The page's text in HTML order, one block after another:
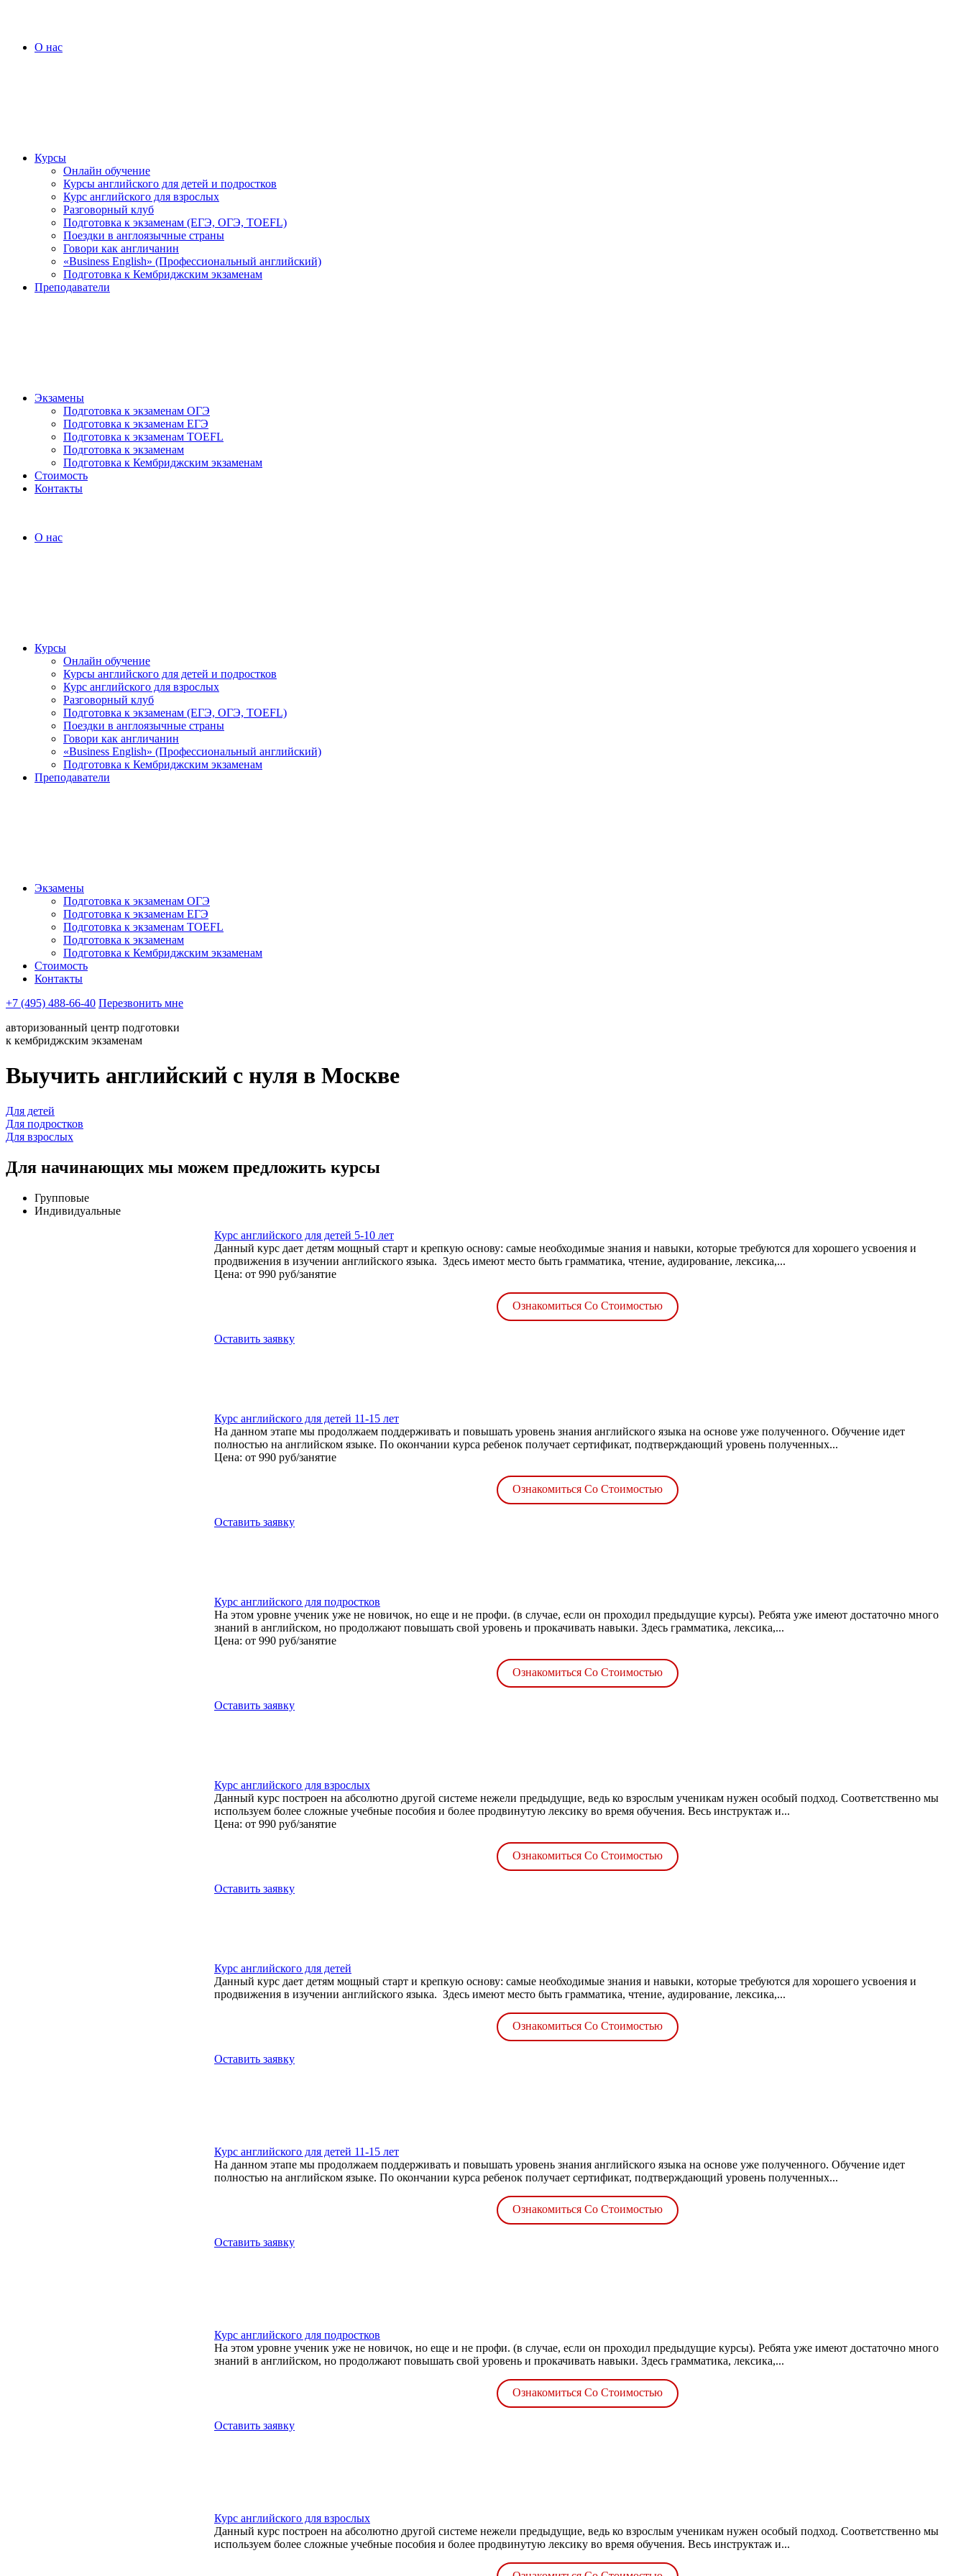
О нас
Курсы
Онлайн обучение
Курсы английского для детей и подростков
Курс английского для взрослых
Разговорный клуб
Подготовка к экзаменам (ЕГЭ, ОГЭ, TOEFL)
Поездки в англоязычные страны
Говори как англичанин
«Business English» (Профессиональный английский)
Подготовка к Кембриджским экзаменам
Преподаватели
Экзамены
Подготовка к экзаменам ОГЭ
Подготовка к экзаменам ЕГЭ
Подготовка к экзаменам TOEFL
Подготовка к экзаменам
Подготовка к Кембриджским экзаменам
Стоимость
Контакты
О нас
Курсы
Онлайн обучение
Курсы английского для детей и подростков
Курс английского для взрослых
Разговорный клуб
Подготовка к экзаменам (ЕГЭ, ОГЭ, TOEFL)
Поездки в англоязычные страны
Говори как англичанин
«Business English» (Профессиональный английский)
Подготовка к Кембриджским экзаменам
Преподаватели
Экзамены
Подготовка к экзаменам ОГЭ
Подготовка к экзаменам ЕГЭ
Подготовка к экзаменам TOEFL
Подготовка к экзаменам
Подготовка к Кембриджским экзаменам
Стоимость
Контакты
+7 (495) 488-66-40 Перезвонить мне
авторизованный центр подготовки
к кембриджским экзаменам
Выучить английский с нуля в Москве
Для детей
Для подростков
Для взрослых
Для начинающих мы можем предложить курсы
Групповые
Индивидуальные
Курс английского для детей 5-10 лет
Данный курс дает детям мощный старт и крепкую основу: самые необходимые знания и навыки, которые требуются для хорошего усвоения и
продвижения в изучении английского языка. Здесь имеют место быть грамматика, чтение, аудирование, лексика,...
Цена: от 990 руб/занятие
Ознакомиться Со Стоимостью
Оставить заявку
Курс английского для детей 11-15 лет
На данном этапе мы продолжаем поддерживать и повышать уровень знания английского языка на основе уже полученного. Обучение идет
полностью на английском языке. По окончании курса ребенок получает сертификат, подтверждающий уровень полученных...
Цена: от 990 руб/занятие
Ознакомиться Со Стоимостью
Оставить заявку
Курс английского для подростков
На этом уровне ученик уже не новичок, но еще и не профи. (в случае, если он проходил предыдущие курсы). Ребята уже имеют достаточно много
знаний в английском, но продолжают повышать свой уровень и прокачивать навыки. Здесь грамматика, лексика,...
Цена: от 990 руб/занятие
Ознакомиться Со Стоимостью
Оставить заявку
Курс английского для взрослых
Данный курс построен на абсолютно другой системе нежели предыдущие, ведь ко взрослым ученикам нужен особый подход. Соответственно мы
используем более сложные учебные пособия и более продвинутую лексику во время обучения. Весь инструктаж и...
Цена: от 990 руб/занятие
Ознакомиться Со Стоимостью
Оставить заявку
Курс английского для детей
Данный курс дает детям мощный старт и крепкую основу: самые необходимые знания и навыки, которые требуются для хорошего усвоения и
продвижения в изучении английского языка. Здесь имеют место быть грамматика, чтение, аудирование, лексика,...
Ознакомиться Со Стоимостью
Оставить заявку
Курс английского для детей 11-15 лет
На данном этапе мы продолжаем поддерживать и повышать уровень знания английского языка на основе уже полученного. Обучение идет
полностью на английском языке. По окончании курса ребенок получает сертификат, подтверждающий уровень полученных...
Ознакомиться Со Стоимостью
Оставить заявку
Курс английского для подростков
На этом уровне ученик уже не новичок, но еще и не профи. (в случае, если он проходил предыдущие курсы). Ребята уже имеют достаточно много
знаний в английском, но продолжают повышать свой уровень и прокачивать навыки. Здесь грамматика, лексика,...
Ознакомиться Со Стоимостью
Оставить заявку
Курс английского для взрослых
Данный курс построен на абсолютно другой системе нежели предыдущие, ведь ко взрослым ученикам нужен особый подход. Соответственно мы
используем более сложные учебные пособия и более продвинутую лексику во время обучения. Весь инструктаж и...